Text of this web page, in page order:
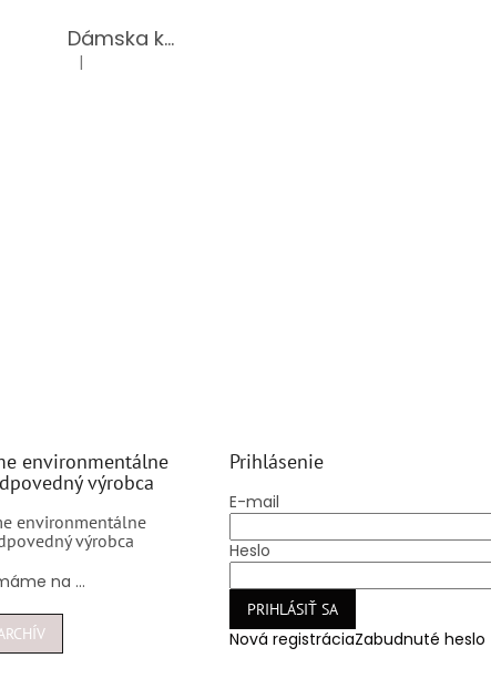
Dámska kožená kabelka TS-112-14/CHOCO
Hodnotenie produktu je 5 z 5 hviezdičiek.
|
environmentálne
výrobca
environmentálne
výrobca
na ...
Prihlásenie
E-mail
Heslo
PRIHLÁSIŤ SA
Nová registráciaZabudnuté heslo